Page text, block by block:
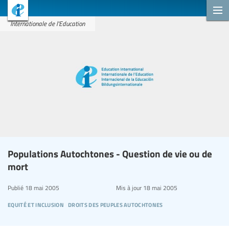
Internationale de l'Education
Populations Autochtones - Question de vie ou de
mort
equité et inclusion droits des peuples autochtones
Publié 18 mai 2005 Mis à jour18 mai 2005